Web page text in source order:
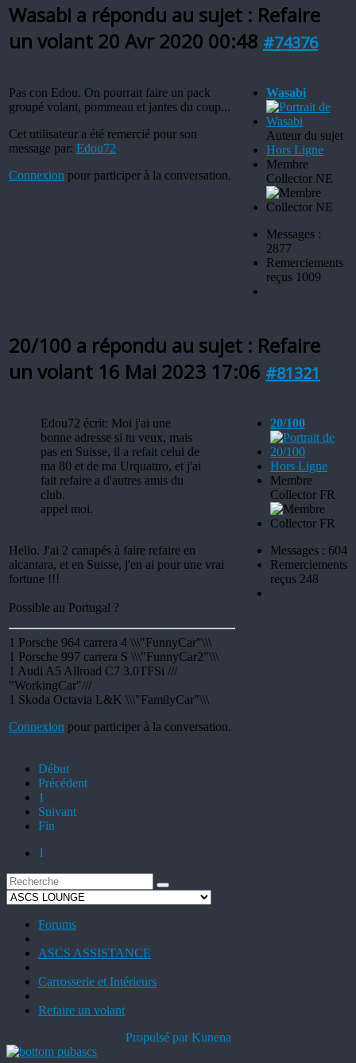
Wasabi a répondu au sujet : Refaire
un volant 20 Avr 2020 00:48 #74376
Pas con Edou. On pourrait faire un pack
groupé volant, pommeau et jantes du coup...
Cet utilisateur a été remercié pour son
message par: Edou72
Connexion pour participer à la conversation.
Wasabi
Auteur du sujet
Hors Ligne
Membre
Collector NE
Messages :
2877
Remerciements
reçus 1009
20/100 a répondu au sujet : Refaire
un volant 16 Mai 2023 17:06 #81321
Edou72 écrit: Moi j'ai une
bonne adresse si tu veux, mais
pas en Suisse, il a refait celui de
ma 80 et de ma Urquattro, et j'ai
fait refaire a d'autres amis du
club.
appel moi.
Hello. J'ai 2 canapés à faire refaire en
alcantara, et en Suisse, j'en ai pour une vrai
fortune !!!
Possible au Portugal ?
1 Porsche 964 carrera 4 \\\"FunnyCar"\\\
1 Porsche 997 carrera S \\\"FunnyCar2"\\\
1 Audi A5 Allroad C7 3.0TFSi ///
"WorkingCar"///
1 Skoda Octavia L&K \\\"FamilyCar"\\\
Connexion pour participer à la conversation.
20/100
Hors Ligne
Membre
Collector FR
Messages : 604
Remerciements
reçus 248
Début
Précédent
1
Suivant
Fin
1
Forums
ASCS ASSISTANCE
Carrosserie et Intérieurs
Refaire un volant
Propulsé parKunena